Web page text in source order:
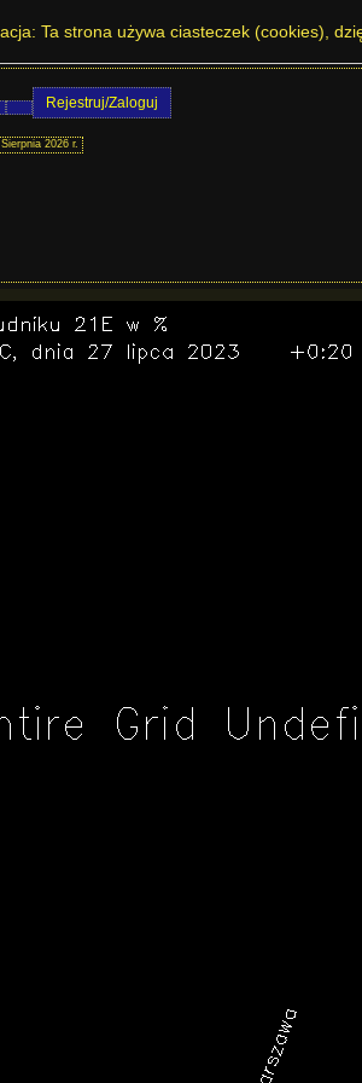
w Polsce -
Rejestruj/Zaloguj
2026 r.
Ta strona używa ciasteczek (cookies),